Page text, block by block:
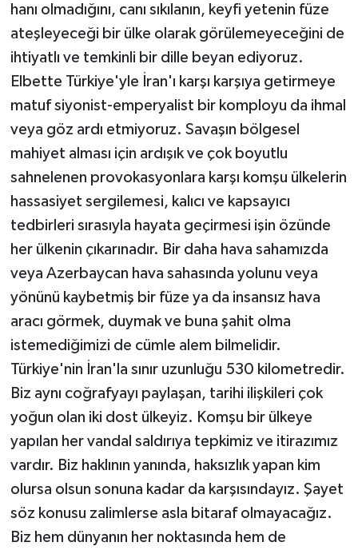
hanı olmadığını, canı sıkılanın, keyfi yetenin füze
ateşleyeceği bir ülke olarak görülemeyeceğini de
ihtiyatlı ve temkinli bir dille beyan ediyoruz.
Elbette Türkiye'yle İran'ı karşı karşıya getirmeye
matuf siyonist-emperyalist bir komployu da ihmal
veya göz ardı etmiyoruz. Savaşın bölgesel
mahiyet alması için ardışık ve çok boyutlu
sahnelenen provokasyonlara karşı komşu ülkelerin
hassasiyet sergilemesi, kalıcı ve kapsayıcı
tedbirleri sırasıyla hayata geçirmesi işin özünde
her ülkenin çıkarınadır. Bir daha hava sahamızda
veya Azerbaycan hava sahasında yolunu veya
yönünü kaybetmiş bir füze ya da insansız hava
aracı görmek, duymak ve buna şahit olma
istemediğimizi de cümle alem bilmelidir.
Türkiye'nin İran'la sınır uzunluğu 530 kilometredir.
Biz aynı coğrafyayı paylaşan, tarihi ilişkileri çok
yoğun olan iki dost ülkeyiz. Komşu bir ülkeye
yapılan her vandal saldırıya tepkimiz ve itirazımız
vardır. Biz haklının yanında, haksızlık yapan kim
olursa olsun sonuna kadar da karşısındayız. Şayet
söz konusu zalimlerse asla bitaraf olmayacağız.
Biz hem dünyanın her noktasında hem de